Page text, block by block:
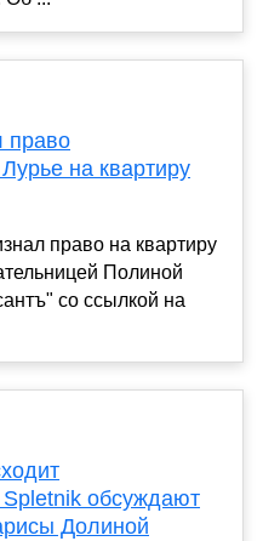
право
на квартиру
право на квартиру
Полиной
со ссылкой на
обсуждают
Долиной